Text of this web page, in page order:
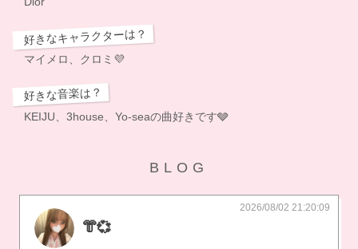
好きなキャラクターは？
マイメロ、クロミ💜
好きな音楽は？
KEIJU、3house、Yo-seaの曲好きです🩶
BLOG
👘💞
2026/08/02 21:20:09